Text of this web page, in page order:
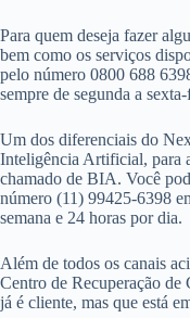
Para quem deseja fazer
bem como os serviços
pelo número 0800 688
sempre de segunda a
Um dos diferenciais do
Inteligência Artificial, para
chamado de BIA. Você
número (11) 99425-6398
semana e 24 horas por dia.
Além de todos os canais
Centro de Recuperação
já é cliente, mas que está